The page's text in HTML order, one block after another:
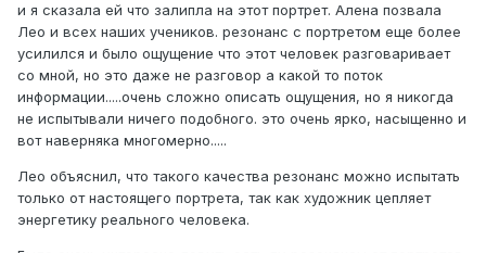
и я сказала ей что залипла на этот портрет. Алена позвала
Лео и всех наших учеников. резонанс с портретом еще более
усилился и было ощущение что этот человек разговаривает
со мной, но это даже не разговор а какой то поток
информации.....очень сложно описать ощущения, но я никогда
не испытывали ничего подобного. это очень ярко, насыщенно и
вот наверняка многомерно.....
Лео объяснил, что такого качества резонанс можно испытать
только от настоящего портрета, так как художник цепляет
энергетику реального человека.